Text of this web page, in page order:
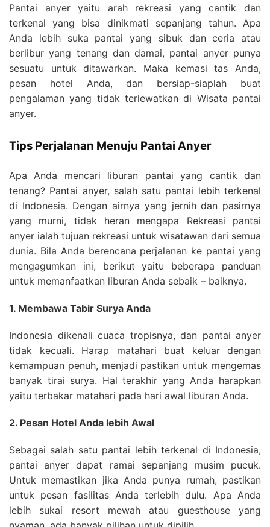
Pantai anyer yaitu arah rekreasi yang cantik dan
terkenal yang bisa dinikmati sepanjang tahun. Apa
Anda lebih suka pantai yang sibuk dan ceria atau
berlibur yang tenang dan damai, pantai anyer punya
sesuatu untuk ditawarkan. Maka kemasi tas Anda,
pesan hotel Anda, dan bersiap-siaplah buat
pengalaman yang tidak terlewatkan di Wisata pantai
anyer.
Tips Perjalanan Menuju Pantai Anyer
Apa Anda mencari liburan pantai yang cantik dan
tenang? Pantai anyer, salah satu pantai lebih terkenal
di Indonesia. Dengan airnya yang jernih dan pasirnya
yang murni, tidak heran mengapa Rekreasi pantai
anyer ialah tujuan rekreasi untuk wisatawan dari semua
dunia. Bila Anda berencana perjalanan ke pantai yang
mengagumkan ini, berikut yaitu beberapa panduan
untuk memanfaatkan liburan Anda sebaik – baiknya.
1. Membawa Tabir Surya Anda
Indonesia dikenali cuaca tropisnya, dan pantai anyer
tidak kecuali. Harap matahari buat keluar dengan
kemampuan penuh, menjadi pastikan untuk mengemas
banyak tirai surya. Hal terakhir yang Anda harapkan
yaitu terbakar matahari pada hari awal liburan Anda.
2. Pesan Hotel Anda lebih Awal
Sebagai salah satu pantai lebih terkenal di Indonesia,
pantai anyer dapat ramai sepanjang musim pucuk.
Untuk memastikan jika Anda punya rumah, pastikan
untuk pesan fasilitas Anda terlebih dulu. Apa Anda
lebih sukai resort mewah atau guesthouse yang